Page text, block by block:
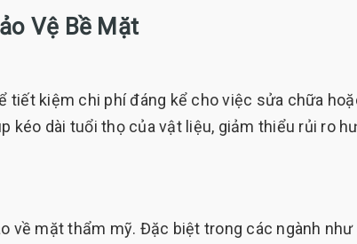
Vệ Bề Mặt
tiết kiệm chi phí đáng kể cho việc sửa chữa
kéo dài tuổi thọ của vật liệu, giảm thiểu rủi ro
về mặt thẩm mỹ. Đặc biệt trong các ngành như